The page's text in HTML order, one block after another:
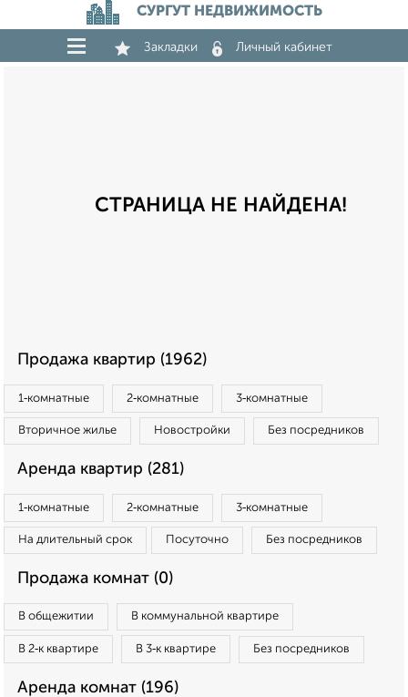
СУРГУТ НЕДВИЖИМОСТЬ
Закладки Личный кабинет
СТРАНИЦА НЕ НАЙДЕНА!
Продажа квартир (1962)
1‑комнатные 2‑комнатные 3‑комнатные
Вторичное жилье Новостройки Без посредников
Аренда квартир (281)
1‑комнатные 2‑комнатные 3‑комнатные
На длительный срок Посуточно Без посредников
Продажа комнат (0)
В общежитии В коммунальной квартире
В 2‑к квартире В 3‑к квартире Без посредников
Аренда комнат (196)